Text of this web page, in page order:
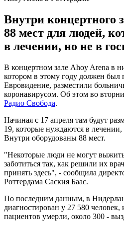
Внутри концертного
88 мест для людей,
в лечении, но не в
В концертном зале Ahoy Arena в
котором в этому году должен был
Евровидение, разместили
коронавирусом. Об этом во
Радио Свобода.
Начиная с 17 апреля там будут
19, которые нуждаются в
Внутри оборудованы 88 мест.
"Некоторые люди не могут
заботиться так, как решили их
принять здесь", - сообщила
Роттердама Саския Баас.
По последним данным, в
диагностирован у 27 580
пациентов умерли, около 300 -